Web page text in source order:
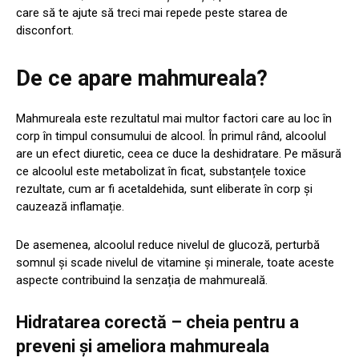
care să te ajute să treci mai repede peste starea de
disconfort.
De ce apare mahmureala?
Mahmureala este rezultatul mai multor factori care au loc în
corp în timpul consumului de alcool. În primul rând, alcoolul
are un efect diuretic, ceea ce duce la deshidratare. Pe măsură
ce alcoolul este metabolizat în ficat, substanțele toxice
rezultate, cum ar fi acetaldehida, sunt eliberate în corp și
cauzează inflamație.
De asemenea, alcoolul reduce nivelul de glucoză, perturbă
somnul și scade nivelul de vitamine și minerale, toate aceste
aspecte contribuind la senzația de mahmureală.
Hidratarea corectă – cheia pentru a
preveni și ameliora mahmureala